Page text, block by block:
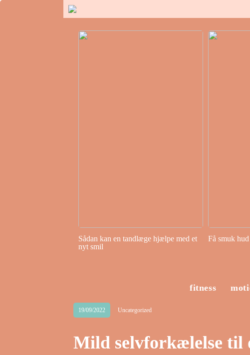
Sådan kan en tandlæge hjælpe med et
nyt smil
Få smuk
fitness
19/09/2022 Uncategorized
Mild selvforkælelse til